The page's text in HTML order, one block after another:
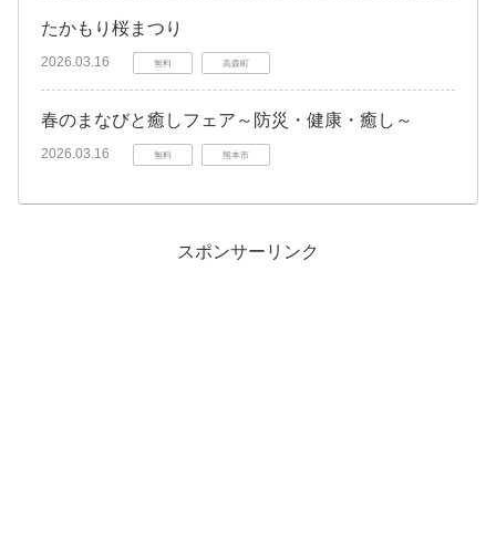
たかもり桜まつり
2026.03.16 無料 高森町
春のまなびと癒しフェア～防災・健康・癒し～
2026.03.16 無料 熊本市
スポンサーリンク